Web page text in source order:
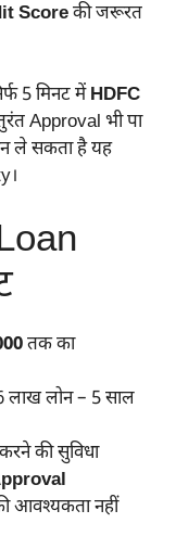
Scoreकी जरूरत
5 मिनट मेंHDFC
Approval भी पा
ले सकता है यह
तक का
लाख लोन – 5 साल
की सुविधा
आवश्यकता नहीं